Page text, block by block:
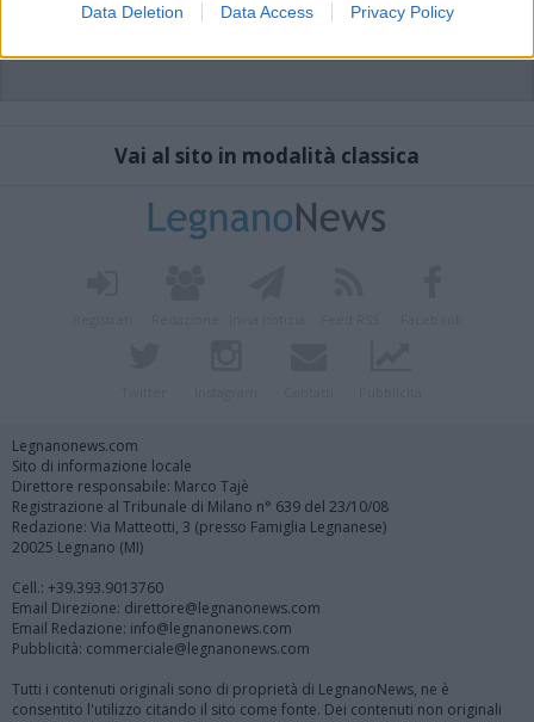
Data Deletion Data Access Privacy Policy
Vai al sito in modalità classica
Legnanonews.com
Sito di informazione locale
Direttore responsabile: Marco Tajè
Registrazione al Tribunale di Milano n° 639 del 23/10/08
Redazione: Via Matteotti, 3 (presso Famiglia Legnanese)
20025 Legnano (MI)
Cell.: +39.393.9013760
Email Direzione: direttore@legnanonews.com
Email Redazione: info@legnanonews.com
Pubblicità: commerciale@legnanonews.com
Tutti i contenuti originali sono di proprietà di LegnanoNews, ne è
consentito l'utilizzo citando il sito come fonte. Dei contenuti non originali